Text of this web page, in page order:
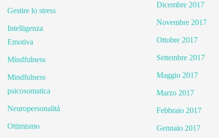
Gestire lo stress
Intelligenza
Emotiva
Mindfulness
Mindfulness
psicosomatica
Neuropersonalità
Ottimismo
Dicembre 2017
Novembre 2017
Ottobre 2017
Settembre 2017
Maggio 2017
Marzo 2017
Febbraio 2017
Gennaio 2017